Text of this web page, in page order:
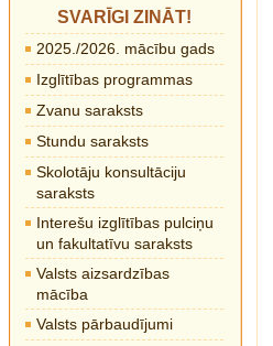
SVARĪGI ZINĀT!
2025./2026. mācību gads
Izglītības programmas
Zvanu saraksts
Stundu saraksts
Skolotāju konsultāciju
saraksts
Interešu izglītības pulciņu
un fakultatīvu saraksts
Valsts aizsardzības
mācība
Valsts pārbaudījumi